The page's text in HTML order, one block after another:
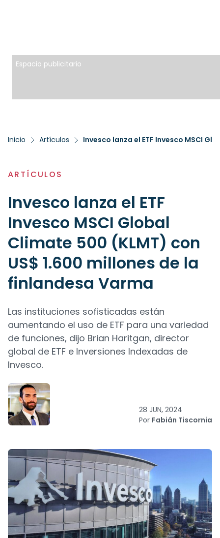
Espacio publicitario
Inicio Artículos
ARTÍCULOS
Invesco lanza el ETF
Invesco MSCI Global
Climate 500 (KLMT) con
US$ 1.600 millones de la
finlandesa Varma
Las instituciones sofisticadas están
aumentando el uso de ETF para una variedad
de funciones, dijo Brian Haritgan, director
global de ETF e Inversiones Indexadas de
Invesco.
28 JUN, 2024
Por Fabián Tiscornia